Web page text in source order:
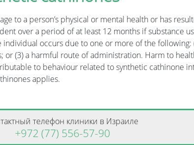
to a person’s physical or mental health or has
over a period of at least 12 months if substance
occurs due to one or more of the
(3) a harmful route of administration. Harm to
to behaviour related to synthetic cathinone
applies.
телефон клиники в Израиле
+972 (77) 556-57-90